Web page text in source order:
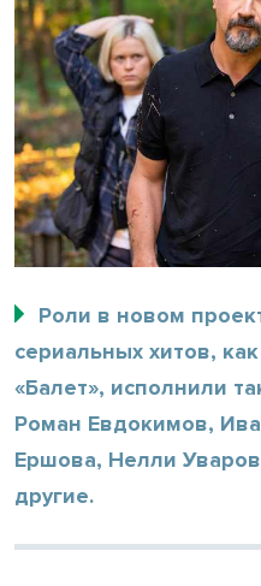
Роли в новом
сериальных хитов,
«Балет», исполнили
Роман Евдокимов,
Ершова, Нелли
другие.